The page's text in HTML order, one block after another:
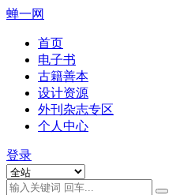
蝉一网
首页
电子书
古籍善本
设计资源
外刊杂志专区
个人中心
登录